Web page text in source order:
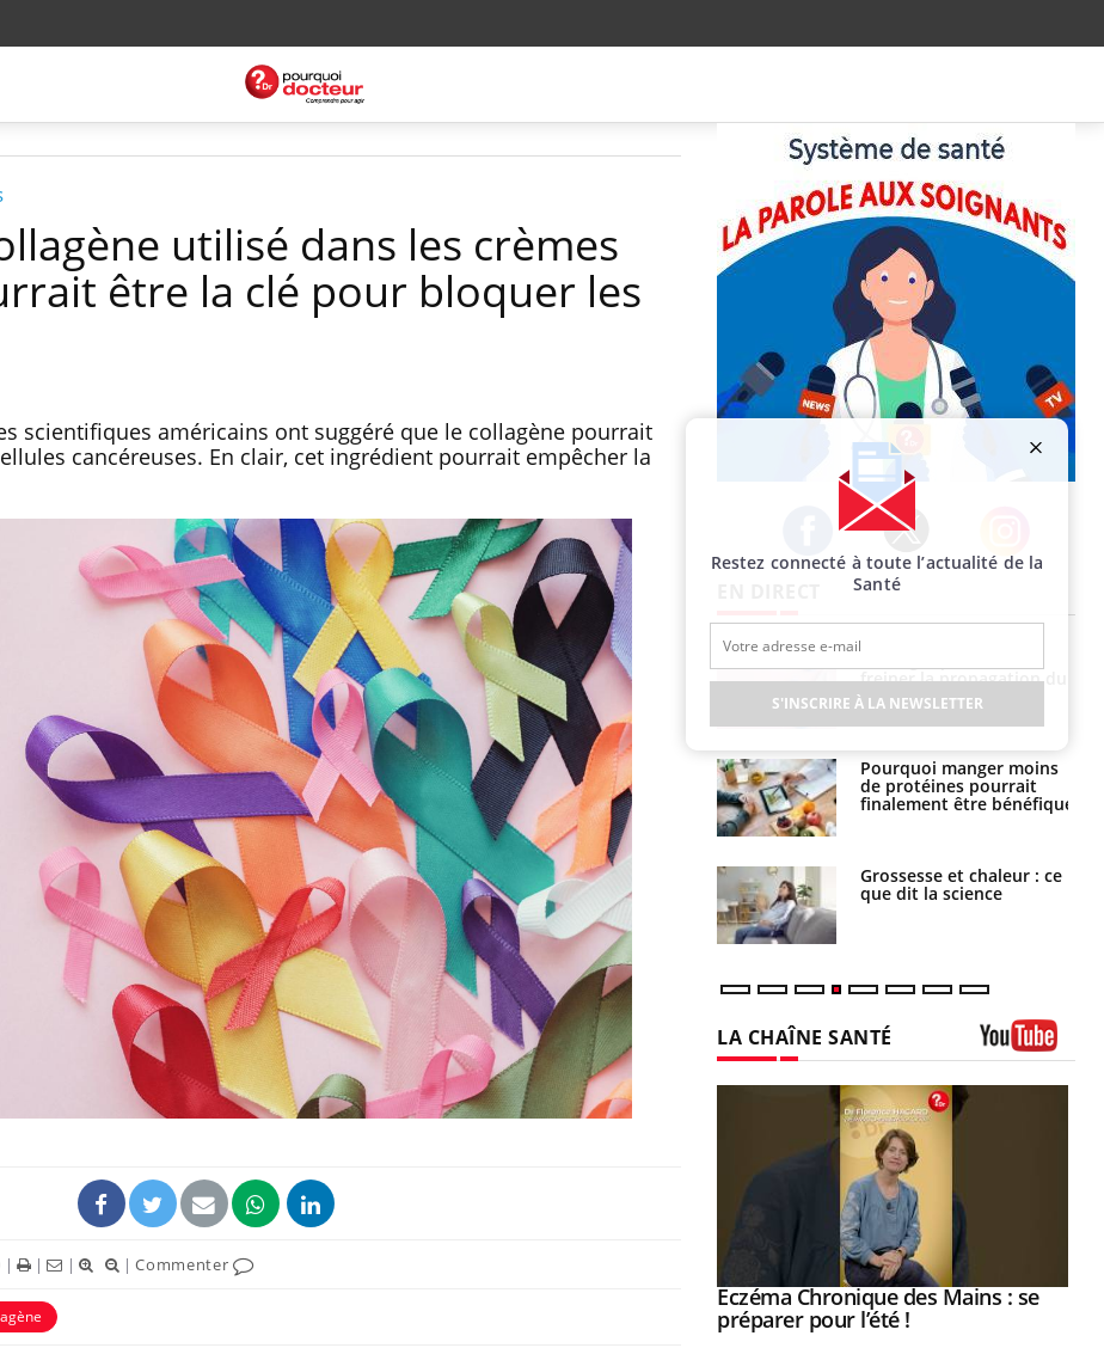
utilisé dans les crèmes
être la clé pour bloquer les
scientifiques américains ont suggéré que le collagène pourrait
cancéreuses. En clair, cet ingrédient pourrait empêcher la
| | | |Commenter
Facebook Twitter Instagram
Les médicaments GLP-1
protègent-ils aussi les os
Cytomégalovirus : ce qui
change dans la prise en
charge des femmes
enceintes
La sieste empêche-t-elle
de dormir la nuit ?
VIH : la fin du comprimé
tous les jours se profile-t-
elle enfin ?
Pourquoi votre ventre
gâche-t-il les premiers
jours de vos vacances ?
Fortes chaleurs :
pourquoi le risque de
noyade grimpe-t-il ?
freiner la propagation du
cancer ?
Pourquoi manger moins
de protéines pourrait
finalement être bénéfique
Grossesse et chaleur : ce
que dit la science
LA CHAÎNE SANTÉ
Youtube
Carence en fer : comprendre pour
prévenir
Youtube
Eczéma Chronique des Mains : se
préparer pour l’été !Youtube
Restez connecté à toute l’actualité de la
Santé
S'INSCRIRE À LA NEWSLETTER